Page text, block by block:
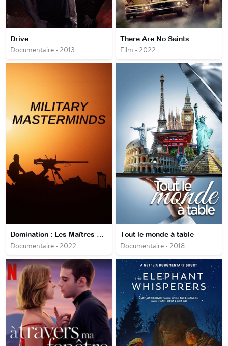
Drive
Documentaire • 2013
There Are No Saints
Film • 2022
Domination : Les Maîtres de guerre
Documentaire • 2022
Tout le monde à table
Documentaire • 2018